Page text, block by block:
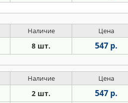
Наличие Цена
8 шт. 547 р.
Наличие Цена
2 шт. 547 р.